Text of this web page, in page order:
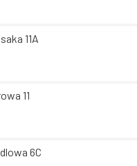
11A
11
6C